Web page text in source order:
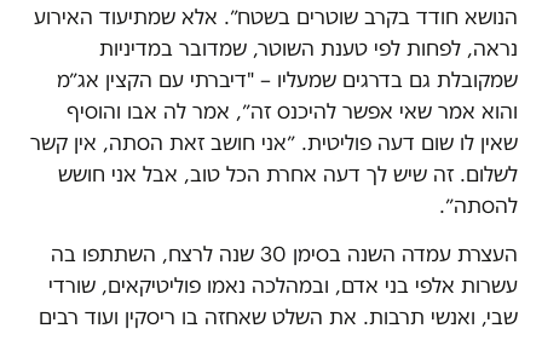
הנושא חודד בקרב שוטרים בשטח״. אלא שמתיעוד האירוע
נראה, לפחות לפי טענת השוטר, שמדובר במדיניות
שמקובלת גם בדרגים שמעליו – "דיברתי עם הקצין אג״מ
והוא אמר שאי אפשר להיכנס זה״, אמר לה אבו והוסיף
שאין לו שום דעה פוליטית. ״אני חושב זאת הסתה, אין קשר
לשלום. זה שיש לך דעה אחרת הכל טוב, אבל אני חושש
להסתה״.
העצרת עמדה השנה בסימן 30 שנה לרצח, השתתפו בה
עשרות אלפי בני אדם, ובמהלכה נאמו פוליטיקאים, שורדי
שבי, ואנשי תרבות. את השלט שאחזה בו ריסקין ועוד רבים